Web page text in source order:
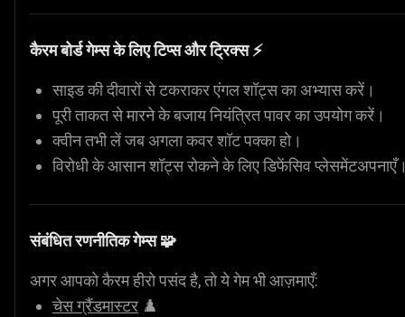
कैरम बोर्ड गेम्स के लिए टिप्स और ट्रिक्स ⚡
साइड की दीवारों से टकराकर एंगल शॉट्स का अभ्यास करें।
पूरी ताकत से मारने के बजाय नियंत्रित पावर का उपयोग करें।
क्वीन तभी लें जब अगला कवर शॉट पक्का हो।
विरोधी के आसान शॉट्स रोकने के लिए डिफेंसिव
संबंधित रणनीतिक गेम्स 🧩
अगर आपको कैरम हीरो पसंद है, तो ये गेम भी आज़माएँ:
चेस ग्रैंडमास्टर ♟️